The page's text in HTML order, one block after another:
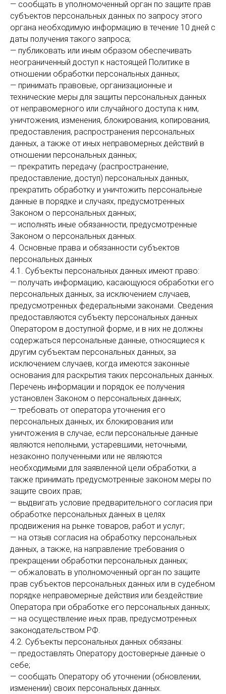
— сообщать в уполномоченный орган по защите прав
субъектов персональных данных по запросу этого
органа необходимую информацию в течение 10 дней с
даты получения такого запроса;
— публиковать или иным образом обеспечивать
неограниченный доступ к настоящей Политике в
отношении обработки персональных данных;
— принимать правовые, организационные и
технические меры для защиты персональных данных
от неправомерного или случайного доступа к ним,
уничтожения, изменения, блокирования, копирования,
предоставления, распространения персональных
данных, а также от иных неправомерных действий в
отношении персональных данных;
— прекратить передачу (распространение,
предоставление, доступ) персональных данных,
прекратить обработку и уничтожить персональные
данные в порядке и случаях, предусмотренных
Законом о персональных данных;
— исполнять иные обязанности, предусмотренные
Законом о персональных данных.
4. Основные права и обязанности субъектов
персональных данных
4.1. Субъекты персональных данных имеют право:
— получать информацию, касающуюся обработки его
персональных данных, за исключением случаев,
предусмотренных федеральными законами. Сведения
предоставляются субъекту персональных данных
Оператором в доступной форме, и в них не должны
содержаться персональные данные, относящиеся к
другим субъектам персональных данных, за
исключением случаев, когда имеются законные
основания для раскрытия таких персональных данных.
Перечень информации и порядок ее получения
установлен Законом о персональных данных;
— требовать от оператора уточнения его
персональных данных, их блокирования или
уничтожения в случае, если персональные данные
являются неполными, устаревшими, неточными,
незаконно полученными или не являются
необходимыми для заявленной цели обработки, а
также принимать предусмотренные законом меры по
защите своих прав;
— выдвигать условие предварительного согласия при
обработке персональных данных в целях
продвижения на рынке товаров, работ и услуг;
— на отзыв согласия на обработку персональных
данных, а также, на направление требования о
прекращении обработки персональных данных;
— обжаловать в уполномоченный орган по защите
прав субъектов персональных данных или в судебном
порядке неправомерные действия или бездействие
Оператора при обработке его персональных данных;
— на осуществление иных прав, предусмотренных
законодательством РФ.
4.2. Субъекты персональных данных обязаны:
— предоставлять Оператору достоверные данные о
себе;
— сообщать Оператору об уточнении (обновлении,
изменении) своих персональных данных.